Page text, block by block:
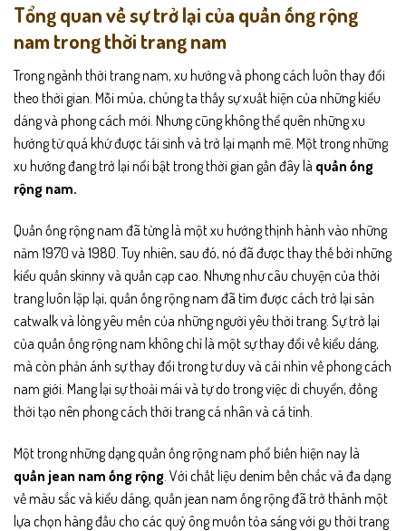
Tổng quan về sự trở lại của quần ống rộng
nam trong thời trang nam
Trong ngành thời trang nam, xu hướng và phong cách luôn thay đổi
theo thời gian. Mỗi mùa, chúng ta thấy sự xuất hiện của những kiểu
dáng và phong cách mới. Nhưng cũng không thể quên những xu
hướng từ quá khứ được tái sinh và trở lại mạnh mẽ. Một trong những
xu hướng đang trở lại nổi bật trong thời gian gần đây là quần ống
rộng nam.
Quần ống rộng nam đã từng là một xu hướng thịnh hành vào những
năm 1970 và 1980. Tuy nhiên, sau đó, nó đã được thay thế bởi những
kiểu quần skinny và quần cạp cao. Nhưng như câu chuyện của thời
trang luôn lặp lại, quần ống rộng nam đã tìm được cách trở lại sàn
catwalk và lòng yêu mến của những người yêu thời trang. Sự trở lại
của quần ống rộng nam không chỉ là một sự thay đổi về kiểu dáng,
mà còn phản ánh sự thay đổi trong tư duy và cái nhìn về phong cách
nam giới. Mang lại sự thoải mái và tự do trong việc di chuyển, đồng
thời tạo nên phong cách thời trang cá nhân và cá tính.
Một trong những dạng quần ống rộng nam phổ biến hiện nay là
quần jean nam ống rộng . Với chất liệu denim bền chắc và đa dạng
về màu sắc và kiểu dáng, quần jean nam ống rộng đã trở thành một
lựa chọn hàng đầu cho các quý ông muốn tỏa sáng với gu thời trang